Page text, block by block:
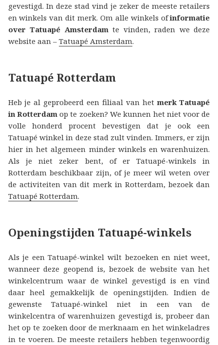
gevestigd. In deze stad vind je zeker de meeste retailers
en winkels van dit merk. Om alle winkels ofinformatie
over Tatuapé Amsterdam te vinden, raden we deze
website aan – Tatuapé Amsterdam.
Tatuapé Rotterdam
Heb je al geprobeerd een filiaal van hetmerk Tatuapé
in Rotterdam op te zoeken? We kunnen het niet voor de
volle honderd procent bevestigen dat je ook een
Tatuapé winkel in deze stad zult vinden. Immers, er zijn
hier in het algemeen minder winkels en warenhuizen.
Als je niet zeker bent, of er Tatuapé-winkels in
Rotterdam beschikbaar zijn, of je meer wil weten over
de activiteiten van dit merk in Rotterdam, bezoek dan
Tatuapé Rotterdam.
Openingstijden Tatuapé-winkels
Als je een Tatuapé-winkel wilt bezoeken en niet weet,
wanneer deze geopend is, bezoek de website van het
winkelcentrum waar de winkel gevestigd is en vind
daar heel gemakkelijk de openingstijden. Indien de
gewenste Tatuapé-winkel niet in een van de
winkelcentra of warenhuizen gevestigd is, probeer dan
het op te zoeken door de merknaam en het winkeladres
in te voeren. De meeste retailers hebben tegenwoordig